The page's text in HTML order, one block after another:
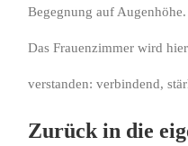
Begegnung auf Augenhöhe.
Das Frauenzimmer wird
verstanden: verbindend,
Zurück in die